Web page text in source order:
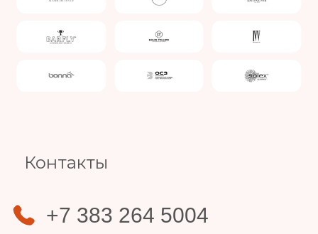
Контакты
+7 383 264 5004